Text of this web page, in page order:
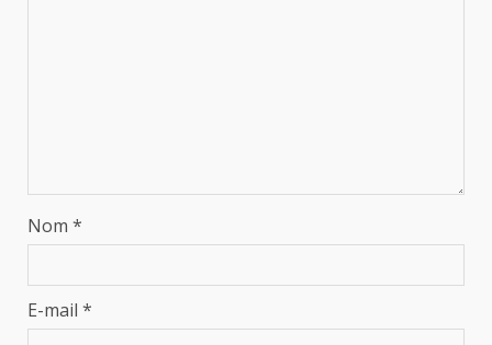
Nom *
E-mail *